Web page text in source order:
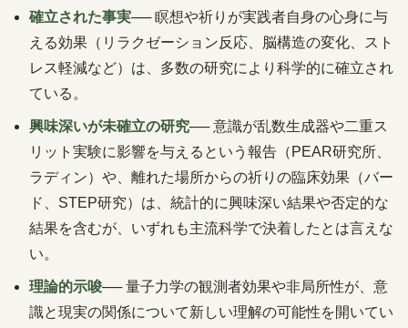
確立された事実── 瞑想や祈りが実践者自身の心身に与
える効果（リラクゼーション反応、脳構造の変化、スト
レス軽減など）は、多数の研究により科学的に確立され
ている。
興味深いが未確立の研究── 意識が乱数生成器や二重ス
リット実験に影響を与えるという報告（PEAR研究所、
ラディン）や、離れた場所からの祈りの臨床効果（バー
ド、STEP研究）は、統計的に興味深い結果や否定的な
結果を含むが、いずれも主流科学で決着したとは言えな
い。
理論的示唆── 量子力学の観測者効果や非局所性が、意
識と現実の関係について新しい理解の可能性を開いてい